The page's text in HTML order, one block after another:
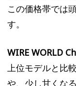
この価格帯では
す。
WIRE WORLD
上位モデルと比
や、少し甘くな